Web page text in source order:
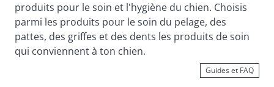
produits pour le soin et l'hygiène du chien. Choisis
parmi les produits pour le soin du pelage, des
pattes, des griffes et des dents les produits de soin
qui conviennent à ton chien.
Guides et FAQ